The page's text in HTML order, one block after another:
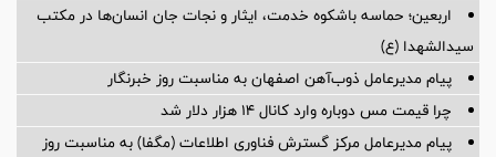
اربعین؛ حماسه باشکوه خدمت، ایثار و نجات جان انسان‌ها در مکتب
سیدالشهدا (ع)
پیام مدیرعامل ذوب‌آهن اصفهان به مناسبت روز خبرنگار
چرا قیمت مس دوباره وارد کانال ۱۴ هزار دلار شد
پیام مدیرعامل مرکز گسترش فناوری اطلاعات (مگفا) به مناسبت روز